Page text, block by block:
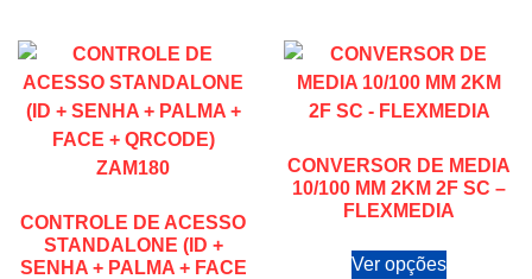
CONTROLE DE ACESSO
STANDALONE (ID +
SENHA + PALMA + FACE
CONVERSOR DE MEDIA
10/100 MM 2KM 2F SC –
FLEXMEDIA
Ver opções